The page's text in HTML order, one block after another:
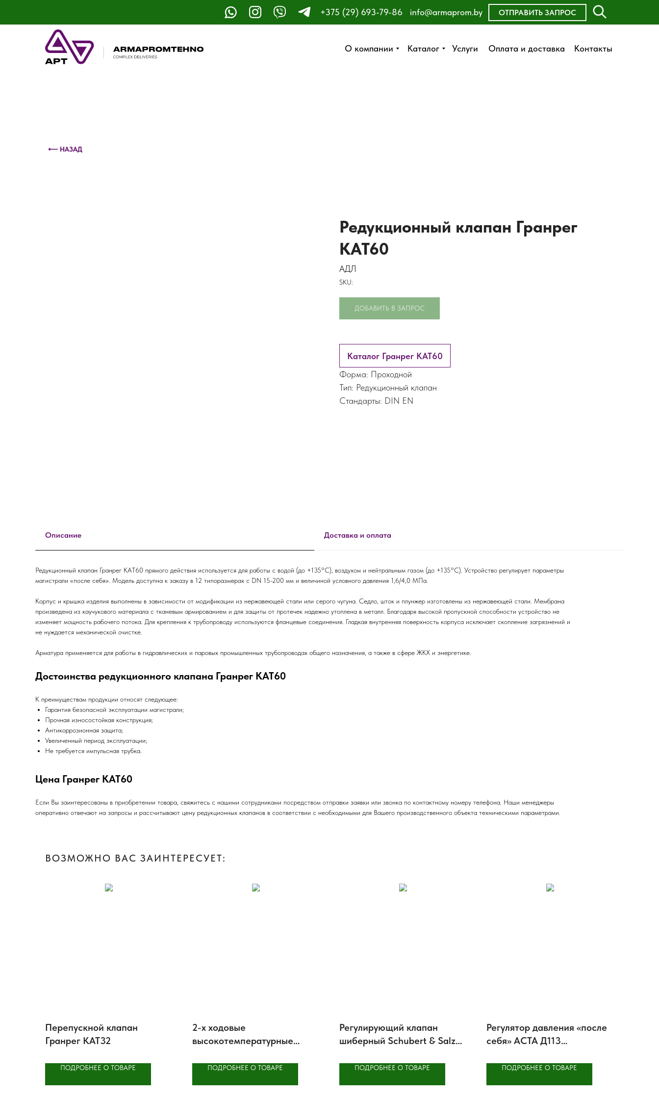
О компании Каталог Услуги Оплата и доставка Контакты
+375 (29) 693-79-86 ОТПРАВИТЬ ЗАПРОС
info@armaprom.by
О компании Каталог Услуги Оплата и доставка Контакты
ОСТАВИТЬ ЗАЯВКУ
ЗАКАЗАТЬ ЗВОНОК
⟵ НАЗАД
Редукционный клапан Гранрег
КАТ60
АДЛ
SKU:
ДОБАВИТЬ В ЗАПРОС
Каталог Гранрег КАТ60
Форма: Проходной
Тип: Редукционный клапан
Стандарты: DIN EN
Описание Доставка и оплата
Редукционный клапан Гранрег КАТ60 прямого действия используется для работы с водой (до +135°C), воздухом и нейтральным газом (до +135°C). Устройство регулирует параметры
магистрали «после себя». Модель доступна к заказу в 12 типоразмерах с DN 15-200 мм и величиной условного давления 1,6/4,0 МПа.
Корпус и крышка изделия выполнены в зависимости от модификации из нержавеющей стали или серого чугуна. Седло, шток и плунжер изготовлены из нержавеющей стали. Мембрана
произведена из каучукового материала с тканевым армированием и для защиты от протечек надежно утоплена в металл. Благодаря высокой пропускной способности устройство не
изменяет мощность рабочего потока. Для крепления к трубопроводу используются фланцевые соединения. Гладкая внутренняя поверхность корпуса исключает скопление загрязнений и
не нуждается механической очистке.
Арматура применяется для работы в гидравлических и паровых промышленных трубопроводах общего назначения, а также в сфере ЖКХ и энергетике.
Достоинства редукционного клапана Гранрег КАТ60
К преимуществам продукции относят следующее:
Гарантия безопасной эксплуатации магистрали;
Прочная износостойкая конструкция;
Антикоррозионная защита;
Увеличенный период эксплуатации;
Не требуется импульсная трубка.
Цена Гранрег КАТ60
Если Вы заинтересованы в приобретении товара, свяжитесь с нашими сотрудниками посредством отправки заявки или звонка по контактному номеру телефона. Наши менеджеры
оперативно отвечают на запросы и рассчитывают цену редукционных клапанов в соответствии с необходимыми для Вашего производственного объекта техническими параметрами.
ВОЗМОЖНО ВАС ЗАИНТЕРЕСУЕТ:
Перепускной клапан
Гранрег КАТ32
ПОДРОБНЕЕ О ТОВАРЕ
2-х ходовые
высокотемпературные
АСТА Р543 из нержавеющей
ПОДРОБНЕЕ О ТОВАРЕ
Регулирующий клапан
шиберный Schubert & Salzer
ПОДРОБНЕЕ О ТОВАРЕ
Регулятор давления «после
себя» АСТА Д113
ПОДРОБНЕЕ О ТОВАРЕ